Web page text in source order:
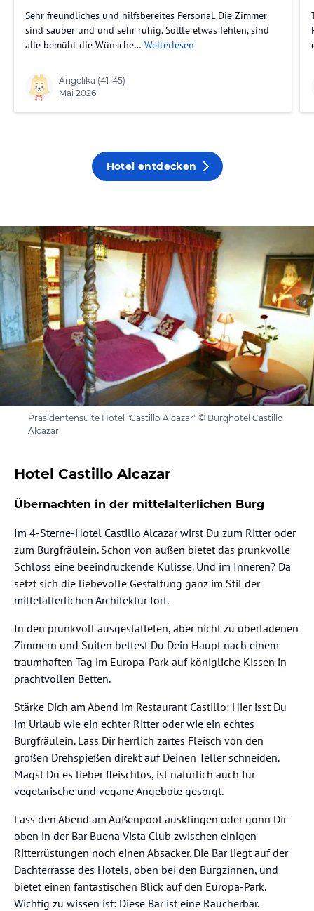
Sehr freundliches und hilfsbereites Personal. Die Zimmer
sind sauber und und sehr ruhig. Sollte etwas fehlen, sind
alle bemüht die Wünsche… Weiterlesen
Angelika (41-45)
Mai 2026
Hotel entdecken
Präsidentensuite Hotel "Castillo Alcazar" © Burghotel Castillo
Alcazar
Hotel Castillo Alcazar
Übernachten in der mittelalterlichen Burg
Im 4-Sterne-Hotel Castillo Alcazar wirst Du zum Ritter oder
zum Burgfräulein. Schon von außen bietet das prunkvolle
Schloss eine beeindruckende Kulisse. Und im Inneren? Da
setzt sich die liebevolle Gestaltung ganz im Stil der
mittelalterlichen Architektur fort.
In den prunkvoll ausgestatteten, aber nicht zu überladenen
Zimmern und Suiten bettest Du Dein Haupt nach einem
traumhaften Tag im Europa-Park auf königliche Kissen in
prachtvollen Betten.
Stärke Dich am Abend im Restaurant Castillo: Hier isst Du
im Urlaub wie ein echter Ritter oder wie ein echtes
Burgfräulein. Lass Dir herrlich zartes Fleisch von den
großen Drehspießen direkt auf Deinen Teller schneiden.
Magst Du es lieber fleischlos, ist natürlich auch für
vegetarische und vegane Angebote gesorgt.
Lass den Abend am Außenpool ausklingen oder gönn Dir
oben in der Bar Buena Vista Club zwischen einigen
Ritterrüstungen noch einen Absacker. Die Bar liegt auf der
Dachterrasse des Hotels, oben bei den Burgzinnen, und
bietet einen fantastischen Blick auf den Europa-Park.
Wichtig zu wissen ist: Diese Bar ist eine Raucherbar.